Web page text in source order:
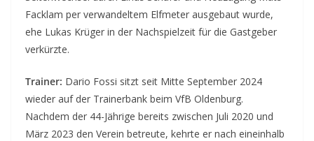
Facklam per verwandeltem Elfmeter ausgebaut wurde,
ehe Lukas Krüger in der Nachspielzeit für die Gastgeber
verkürzte.
Trainer: Dario Fossi sitzt seit Mitte September 2024
wieder auf der Trainerbank beim VfB Oldenburg.
Nachdem der 44-Jährige bereits zwischen Juli 2020 und
März 2023 den Verein betreute, kehrte er nach eineinhalb